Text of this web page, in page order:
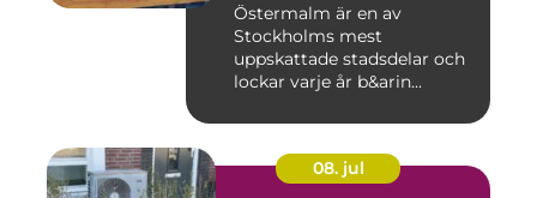
Östermalm är en av
Stockholms mest
uppskattade stadsdelar och
lockar varje år b&arin...
08. jul